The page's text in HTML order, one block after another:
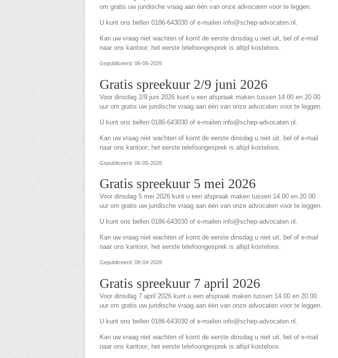
om gratis uw juridische vraag aan één van onze advocaten voor te leggen.
U kunt ons bellen 0186-643030 of e-mailen info@schep-advocaten.nl.
Kan uw vraag niet wachten of komt de eerste dinsdag u niet uit, bel of e-mail
naar ons kantoor; het eerste telefoongesprek is altijd kosteloos.
Gepubliceerd: 06-06-2026
Gratis spreekuur 2/9 juni 2026
Voor dinsdag 2/9 juni 2026 kunt u een afspraak maken tussen 14.00 en 20.00
uur om gratis uw juridische vraag aan één van onze advocaten voor te leggen.
U kunt ons bellen 0186-643030 of e-mailen info@schep-advocaten.nl.
Kan uw vraag niet wachten of komt de eerste dinsdag u niet uit, bel of e-mail
naar ons kantoor; het eerste telefoongesprek is altijd kosteloos.
Gepubliceerd: 06-05-2026
Gratis spreekuur 5 mei 2026
Voor dinsdag 5 mei 2026 kunt u een afspraak maken tussen 14.00 en 20.00
uur om gratis uw juridische vraag aan één van onze advocaten voor te leggen.
U kunt ons bellen 0186-643030 of e-mailen info@schep-advocaten.nl.
Kan uw vraag niet wachten of komt de eerste dinsdag u niet uit, bel of e-mail
naar ons kantoor; het eerste telefoongesprek is altijd kosteloos.
Gepubliceerd: 08-04-2026
Gratis spreekuur 7 april 2026
Voor dinsdag 7 april 2026 kunt u een afspraak maken tussen 14.00 en 20.00
uur om gratis uw juridische vraag aan één van onze advocaten voor te leggen.
U kunt ons bellen 0186-643030 of e-mailen info@schep-advocaten.nl.
Kan uw vraag niet wachten of komt de eerste dinsdag u niet uit, bel of e-mail
naar ons kantoor; het eerste telefoongesprek is altijd kosteloos.